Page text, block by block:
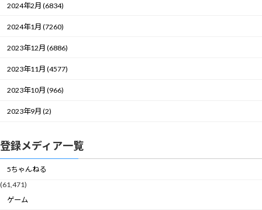
2024年2月 (6834)
2024年1月 (7260)
2023年12月 (6886)
2023年11月 (4577)
2023年10月 (966)
2023年9月 (2)
登録メディア一覧
5ちゃんねる
(61,471)
ゲーム